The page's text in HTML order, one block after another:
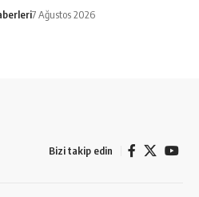
7 Ağustos 2026
Bizi takip edin